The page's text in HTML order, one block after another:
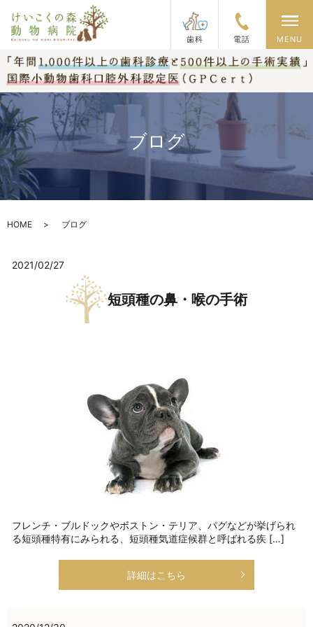
歯科 電話
メ
MENU
ブログ
HOME ブログ
2021/02/27
短頭種の鼻・喉の手術
フレンチ・ブルドックやボストン・テリア、パグなどが挙げられ
る短頭種特有にみられる、短頭種気道症候群と呼ばれる疾 […]
詳細はこちら